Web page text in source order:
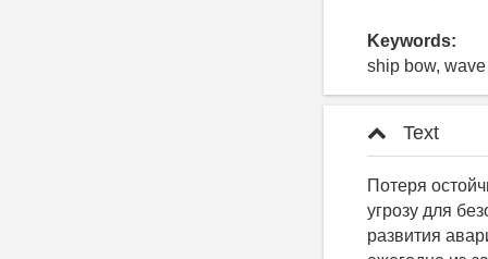
Keywords:
ship bow,
Text
Потеря остойчивости судна, приводящая к опрокидыванию, представляет серьезную угрозу для безопасности мореплавания, поскольку нередко вследствие быстрого развития аварийной ситуации гибнет экипаж [1-3]. По данным аварийной статистики ежегодно из-за потери остойчивости гибнут десятки судов различных размеров и водоизмещений. Установить причины развития подобных аварий весьма затруднительно, т. к. ни свидетелей этих аварий, ни самих объектов, как правило, не остаётся. И только в отдельных случаях представляется возможным достоверно оценить ситуацию, приведшую к развитию аварии. Всесторонний анализ подобных аварий позволяет сделать правильные выводы, разработать меры, которые помогут избежать подобных катастроф в дальнейшем. Однако при расследовании большинства подобных трагедий их основной причиной чаще всего называют человеческий фактор, в то время как другие, более важные причины оказываются вне поля зрения. «Опрокидывание представляет опасность не только для малых судов. Даже крупные морские транспортные суда не гарантированы от этой опасности… <…> Одними только методами статистических исследований невозможно решить все вопросы нормирования остойчивости. Основой нормирования остойчивости должно служить изучение физической сущности явлений, сопровождающих воздействие на судно внешних сил» [4, с. 191-192]. Одним из таких явлений является захват волной носовой оконечности судна во время шторма. Этой проблеме уже посвящен ряд работ [5-8], но она является более масштабной, чем представлялось ранее. Настоящая статья посвящена дальнейшему исследованию поведения судна в штормовом море. В статье